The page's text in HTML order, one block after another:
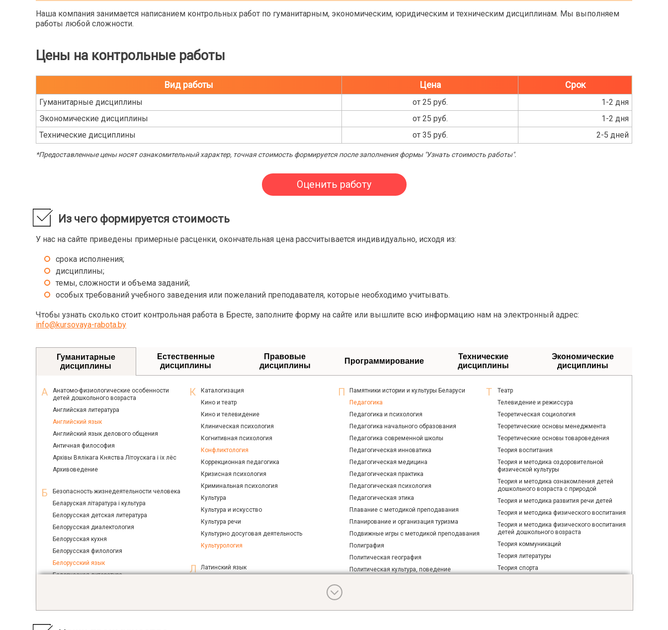
Наша компания занимается написанием контрольных работ по гуманитарным, экономическим, юридическим и техническим дисциплинам. Мы выполняем
работы любой сложности.
Цены на контрольные работы
Вид работы Цена Срок
Гуманитарные дисциплины от 25 руб.
1-2 дня
Экономические дисциплины
от 25 руб.
1-2 дня
Технические дисциплины
от 35 руб. 2-5 дней
*Предоставленные цены носят ознакомительный характер, точная стоимость формируется после заполнения формы "Узнать стоимость работы".
Оценить работу
Из чего формируется стоимость
У нас на сайте приведены примерные расценки, окончательная цена рассчитывается индивидуально, исходя из:
срока исполнения;
дисциплины;
темы, сложности и объема заданий;
особых требований учебного заведения или пожеланий преподавателя, которые необходимо учитывать.
Чтобы узнать сколько стоит контрольная работа в Бресте, заполните форму на сайте или вышлите всю информацию нам на электронный адрес:
info@kursovaya-rabota.by
Гуманитарные
дисциплины
Естественные
дисциплины
Правовые
дисциплины
Программирование
Технические
дисциплины
Экономические
дисциплины
Анатомо-физиологические особенности
детей дошкольного возраста
Английская литература
Английский язык
Английский язык делового общения
Античная философия
Архiвы Вялiкага Княства Лiтоускага i ix лёс
Архивоведение
Безопасность жизнедеятельности человека
Беларуская лiтаратура i культура
Белорусская детская литература
Белорусская диалектология
Белорусская кухня
Белорусская филология
Белорусский язык
Белорусская литература
Библиотечное дело
Каталогизация
Кино и театр
Кино и телевидение
Клиническая психология
Когнитивная психология
Конфликтология
Коррекционная педагогика
Кризисная психология
Криминальная психология
Культура
Культура и искусство
Культура речи
Культурно досуговая деятельность
Культурология
Латинский язык
Памятники истории и культуры Беларуси
Педагогика
Педагогика и психология
Педагогика начального образования
Педагогика современной школы
Педагогическая инноватика
Педагогическая медицина
Педагогическая практика
Педагогическая психология
Педагогическая этика
Плавание с методикой преподавания
Планирование и организация туризма
Подвижные игры с методикой преподавания
Полиграфия
Политическая география
Политическая культура, поведение
Театр
Телевидение и режиссура
Теоретическая социология
Теоретические основы менеджмента
Теоретические основы товароведения
Теория воспитания
Теория и методика оздоровительной
физической культуры
Теория и методика ознакомления детей
дошкольного возраста с природой
Теория и методика развития речи детей
Теория и методика физического воспитания
Теория и методика физического воспитания
детей дошкольного возраста
Теория коммуникаций
Теория литературы
Теория спорта
Трудовое и социальное право зарубежных